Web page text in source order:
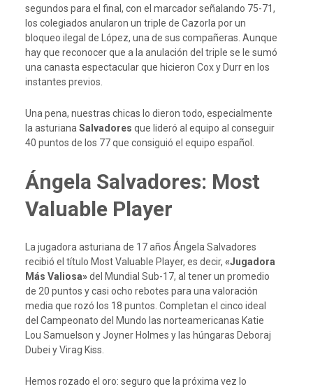
segundos para el final, con el marcador señalando 75-71,
los colegiados anularon un triple de Cazorla por un
bloqueo ilegal de López, una de sus compañeras. Aunque
hay que reconocer que a la anulación del triple se le sumó
una canasta espectacular que hicieron Cox y Durr en los
instantes previos.
Una pena, nuestras chicas lo dieron todo, especialmente
la asturiana Salvadores que lideró al equipo al conseguir
40 puntos de los 77 que consiguió el equipo español.
Ángela Salvadores: Most
Valuable Player
La jugadora asturiana de 17 años Ángela Salvadores
recibió el título Most Valuable Player, es decir, «Jugadora
Más Valiosa»del Mundial Sub-17, al tener un promedio
de 20 puntos y casi ocho rebotes para una valoración
media que rozó los 18 puntos. Completan el cinco ideal
del Campeonato del Mundo las norteamericanas Katie
Lou Samuelson y Joyner Holmes y las húngaras Deboraj
Dubei y Virag Kiss.
Hemos rozado el oro: seguro que la próxima vez lo